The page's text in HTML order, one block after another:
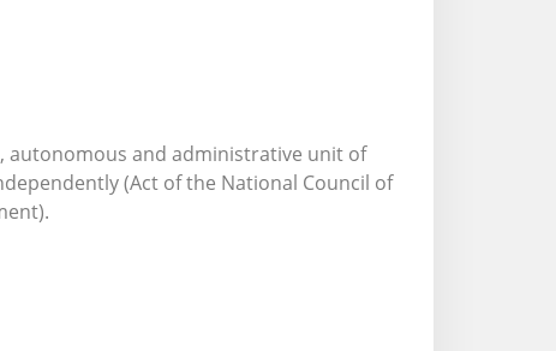
autonomous and administrative unit of
(Act of the National Council of